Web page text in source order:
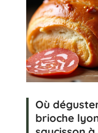
Où
brioche